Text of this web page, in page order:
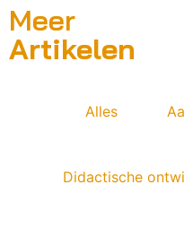
Meer
Artikelen
Alles
Didactische